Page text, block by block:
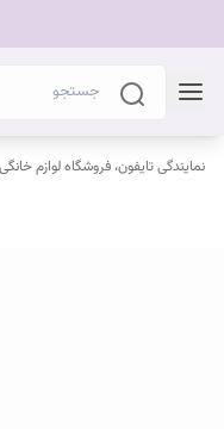
نمایندگی تایفون، فروشگاه لوازم